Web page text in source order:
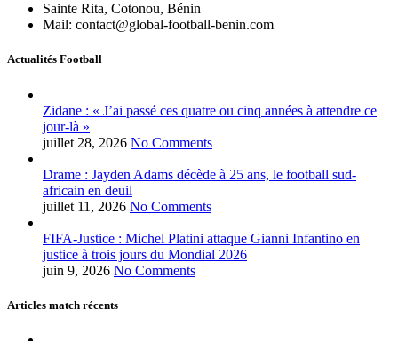
Sainte Rita, Cotonou, Bénin
Mail: contact@global-football-benin.com
Actualités Football
Zidane : « J’ai passé ces quatre ou cinq années à attendre ce
jour-là »
juillet 28, 2026 No Comments
Drame : Jayden Adams décède à 25 ans, le football sud-
africain en deuil
juillet 11, 2026 No Comments
FIFA-Justice : Michel Platini attaque Gianni Infantino en
justice à trois jours du Mondial 2026
juin 9, 2026 No Comments
Articles match récents